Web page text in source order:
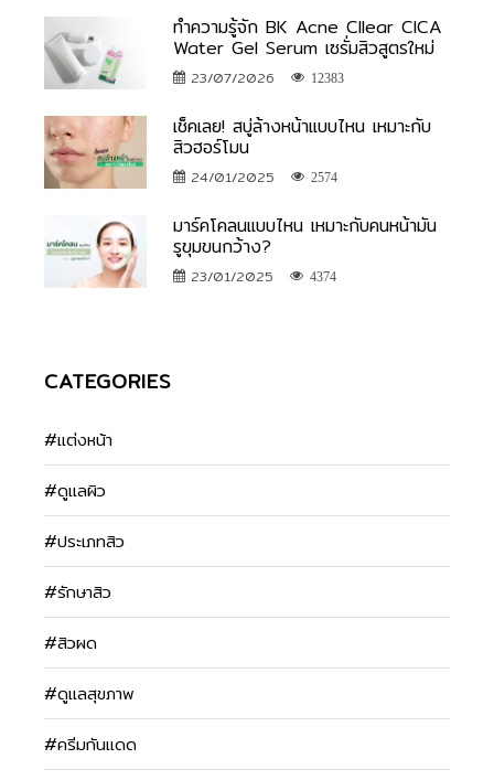
ทำความรู้จัก BK Acne Cllear CICA
Water Gel Serum เซรั่มสิวสูตรใหม่
23/07/2026 12383
เช็คเลย! สบู่ล้างหน้าแบบไหน เหมาะกับ
สิวฮอร์โมน
24/01/2025 2574
มาร์คโคลนแบบไหน เหมาะกับคนหน้ามัน
รูขุมขนกว้าง?
23/01/2025 4374
CATEGORIES
#แต่งหน้า
#ดูแลผิว
#ประเภทสิว
#รักษาสิว
#สิวผด
#ดูแลสุขภาพ
#ครีมกันแดด